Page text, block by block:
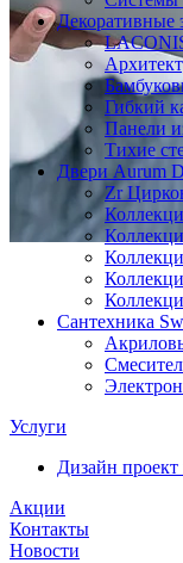
Декоративные
Гибкий
Панели
Тихие
Двери Aurum
Zr
Сантехника
Услуги
Дизайн
Акции
Контакты
Новости